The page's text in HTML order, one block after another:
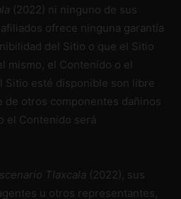
(2022) ni ninguno de sus
ofrece ninguna garantía
del Sitio o que el Sitio
mismo, el Contenido o el
Sitio esté disponible son libre
otros componentes dañinos
el Contenido será
Tlaxcala (2022), sus
u otros representantes,